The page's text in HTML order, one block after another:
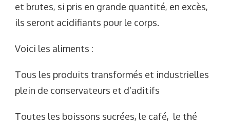
et brutes, si pris en grande quantité, en excès,
ils seront acidifiants pour le corps.
Voici les aliments :
Tous les produits transformés et industrielles
plein de conservateurs et d’aditifs
Toutes les boissons sucrées, le café, le thé